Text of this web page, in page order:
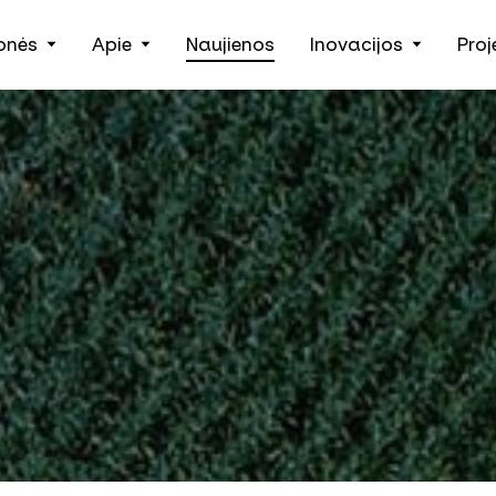
Apie Naujienos Inovacijos